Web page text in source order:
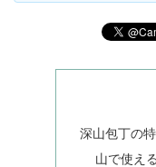
深山包丁の
山で使え